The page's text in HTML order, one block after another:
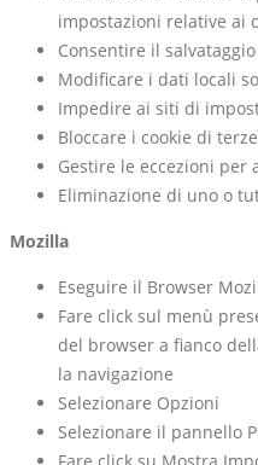
impostazioni relative ai
Consentire il
Modificare i dati locali
Impedire ai siti di
Bloccare i cookie di
Gestire le eccezioni
Eliminazione di uno o
Mozilla
Eseguire il Browser
Fare click sul menù
del browser a fianco
la navigazione
Selezionare Opzioni
Selezionare il pannello
Fare click su Mostra